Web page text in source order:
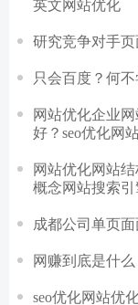
英文网站优化
研究竞争对手
只会百度？何不
网站优化企业
好？seo优化网
网站优化网站
概念网站搜索
成都公司单页
网赚到底是什
seo优化网站优